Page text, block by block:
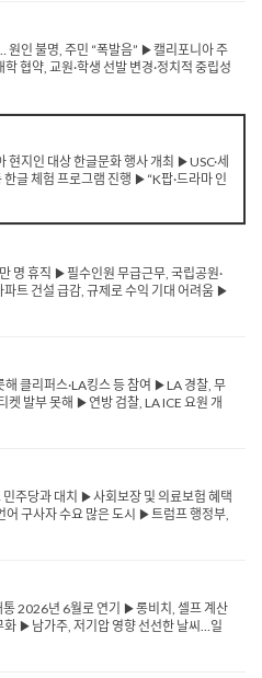
원인 불명, 주민 “폭발음” ▶캘리포니아 주
협약, 교원·학생 선발 변경·정치적 중립성
지인 대상 한글문화 행사 개최 ▶USC·세
글 체험 프로그램 진행 ▶“K팝·드라마 인
히는...
명 휴직 ▶필수인원 무급근무, 국립공원·
트 건설 급감, 규제로 수익 기대 어려움 ▶
발표 ▶연방정부, 4년 만에 DACA 신...
클리퍼스·LA킹스 등 참여 ▶LA 경찰, 무
켓 발부 못해 ▶연방 검찰, LA ICE 요원 개
원 추적하면서 생중계하고 집...
주당과 대치 ▶사회보장 및 의료보험 혜택
구사자 수요 많은 도시 ▶트럼프 행정부,
개 캠퍼스 모두 표적, 모든 직원의 개인
2026년 6월로 연기 ▶롱비치, 셀프 계산
화 ▶남가주, 저기압 영향 선선한 날씨…일
부 지원 중단 여파…최...